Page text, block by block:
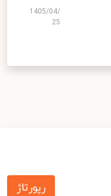
1405/04/
25
رپورتاژ